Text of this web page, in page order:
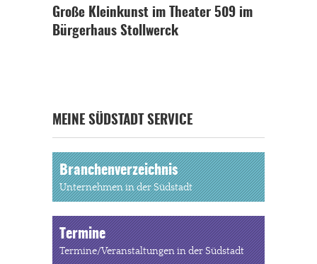
Große Kleinkunst im Theater 509 im
Bürgerhaus Stollwerck
MEINE SÜDSTADT SERVICE
Branchenverzeichnis
Unternehmen in der Südstadt
Termine
Termine/Veranstaltungen in der Südstadt